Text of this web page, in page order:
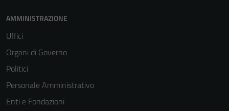
AMMINISTRAZIONE
Uffici
Organi di Governo
Politici
Personale Amministrativo
Enti e Fondazioni